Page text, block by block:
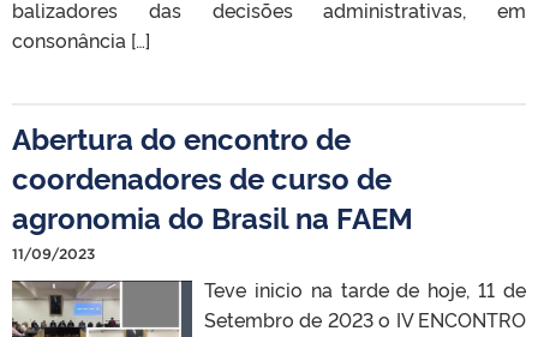
balizadores das decisões administrativas, em
consonância […]
Abertura do encontro de
coordenadores de curso de
agronomia do Brasil na FAEM
11/09/2023
Teve inicio na tarde de hoje, 11 de
Setembro de 2023 o IV ENCONTRO